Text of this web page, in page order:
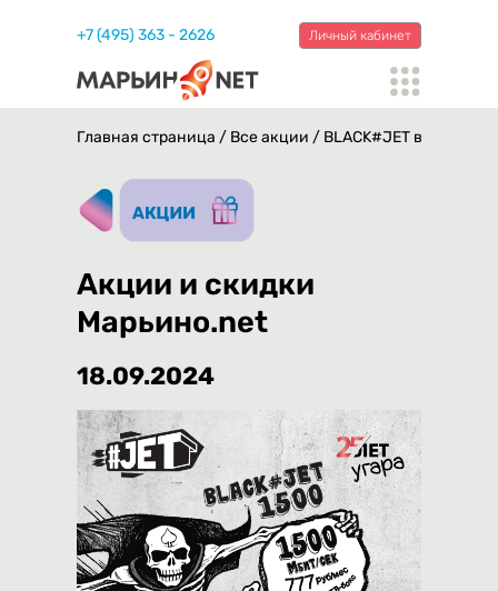
+7 (495) 363 - 2626 Личный кабинет
Главная страница / Все акции / BLACK#JET вернулся!
Акции и скидки
Марьино.net
18.09.2024